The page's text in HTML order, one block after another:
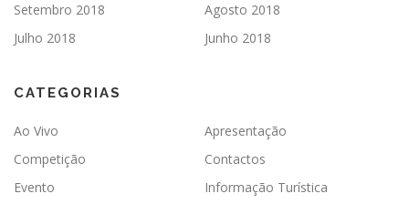
Setembro 2018
Agosto 2018
Julho 2018
Junho 2018
CATEGORIAS
Ao Vivo
Apresentação
Competição
Contactos
Evento
Informação Turística